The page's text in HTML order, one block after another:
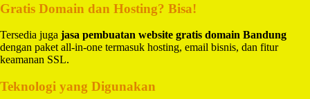
Gratis Domain dan Hosting? Bisa!
Tersedia juga jasa pembuatan website gratis domain Bandung
dengan paket all-in-one termasuk hosting, email bisnis, dan fitur
keamanan SSL.
Teknologi yang Digunakan